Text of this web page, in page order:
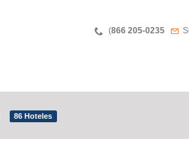
Phone
(866 205-0235
86 Hoteles